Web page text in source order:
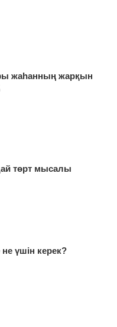
жаһанның жарқын
төрт мысалы
үшін керек?